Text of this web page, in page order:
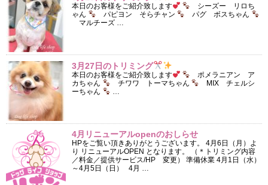
本日のお客様をご紹介致します
シーズー リロち
ゃん
パピヨン そらチャン
パグ ボスちゃん
マルチーズ …
3月27日のトリミング
本日のお客様をご紹介致します
ポメラニアン ア
カちゃん
チワワ トーマちゃん
MIX チェルシ
ーちゃん
…
4月リニューアルopenのおしらせ
HPをご覧い頂きありがとうございます。 4月6日（月）よ
り リニューアルOPEN となります。 （＊トリミング内容
／料金／提供サービス/HP 変更） 準備休業 4月1日（水）
～4月5日（日） 4月 …